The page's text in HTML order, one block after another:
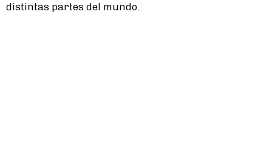
distintas partes del mundo.